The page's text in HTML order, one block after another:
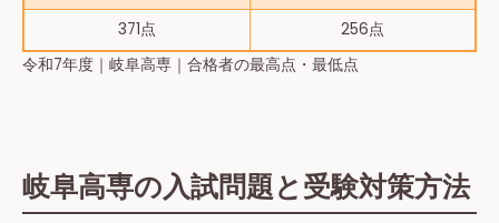
371点
256点
令和7年度｜岐阜高専｜合格者の最高点・最低点
岐阜高専の入試問題と受験対策方法